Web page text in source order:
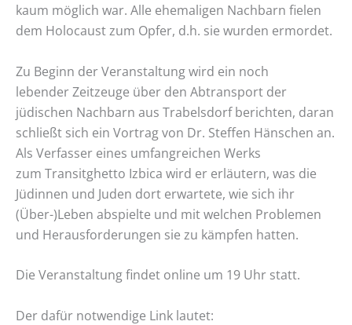
kaum möglich war. Alle ehemaligen Nachbarn fielen
dem Holocaust zum Opfer, d.h. sie wurden ermordet.
Zu Beginn der Veranstaltung wird ein noch
lebender Zeitzeuge über den Abtransport der
jüdischen Nachbarn aus Trabelsdorf berichten, daran
schließt sich ein Vortrag von Dr. Steffen Hänschen an.
Als Verfasser eines umfangreichen Werks
zum Transitghetto Izbica wird er erläutern, was die
Jüdinnen und Juden dort erwartete, wie sich ihr
(Über-)Leben abspielte und mit welchen Problemen
und Herausforderungen sie zu kämpfen hatten.
Die Veranstaltung findet online um 19 Uhr statt.
Der dafür notwendige Link lautet: